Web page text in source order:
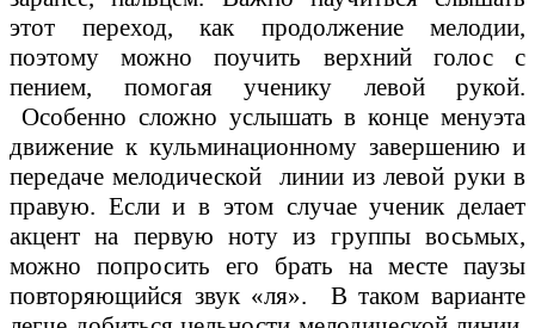
этот переход, как продолжение мелодии,
поэтому можно поучить верхний голос с
пением, помогая ученику левой рукой.
Особенно сложно услышать в конце менуэта
движение к кульминационному завершению и
передаче мелодической линии из левой руки в
правую. Если и в этом случае ученик делает
акцент на первую ноту из группы восьмых,
можно попросить его брать на месте паузы
повторяющийся звук «ля». В таком варианте